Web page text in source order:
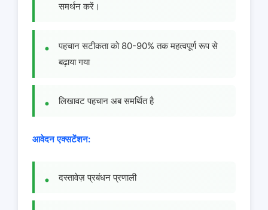
समर्थन करें।
पहचान सटीकता को 80-90% तक महत्वपूर्ण रूप से
बढ़ाया गया
लिखावट पहचान अब समर्थित है
आवेदन एक्सटेंशन:
दस्तावेज़ प्रबंधन प्रणाली